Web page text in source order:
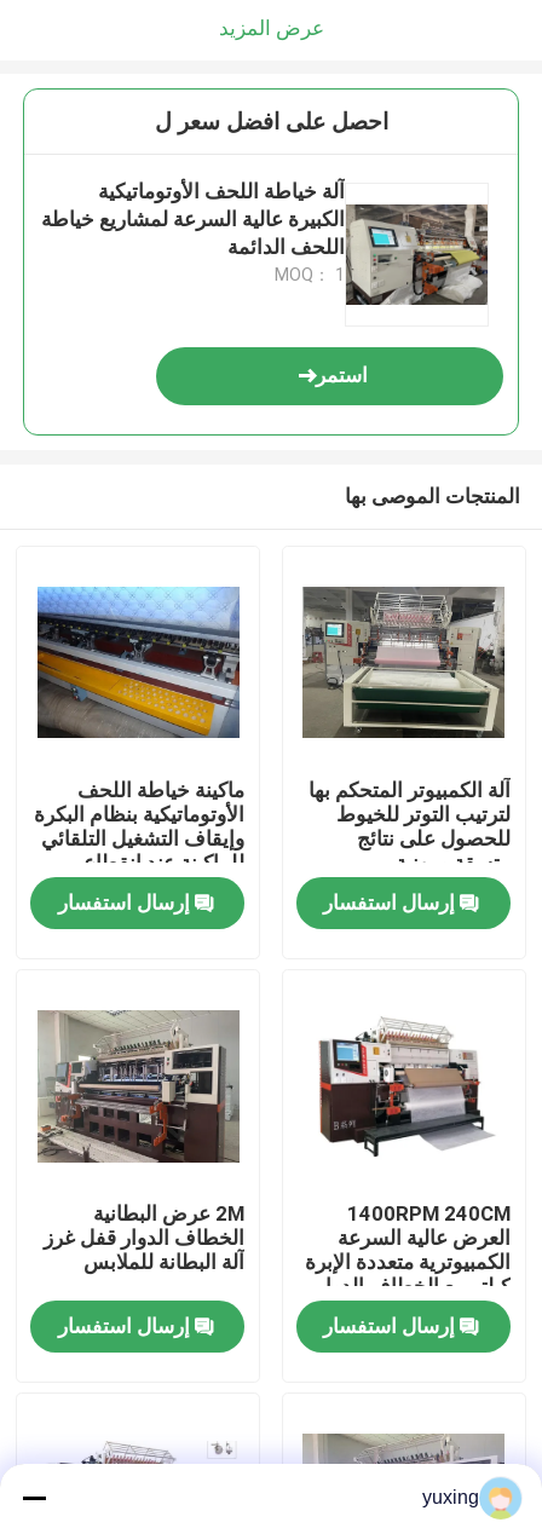
الصفحة الرئيسية
منتجات
برنامج VR
معلومات عنا
جولة في المصنع
مراقبة الجودة
أخبار
القضايا
عرض المزيد
احصل على افضل سعر ل
آلة خياطة اللحف الأوتوماتيكية
الكبيرة عالية السرعة لمشاريع خياطة
اللحف الدائمة
MOQ： 1
استمر
المنتجات الموصى بها
آلة الكمبيوتر المتحكم بها
لترتيب التوتر للخيوط
للحصول على نتائج
متسقة ومهنية
إرسال استفسار
ماكينة خياطة اللحف
الأوتوماتيكية بنظام البكرة
وإيقاف التشغيل التلقائي
للماكينة عند انقطاع
الخيط
إرسال استفسار
1400RPM 240CM
العرض عالية السرعة
الكمبيوترية متعددة الإبرة
كيلتر مع الخطاف الدوار
إرسال استفسار
2M عرض البطانية
الخطاف الدوار قفل غرز
آلة البطانة للملابس
إرسال استفسار
yuxing